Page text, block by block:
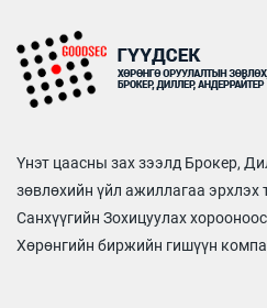
Үнэт цаасны зах зээлд Брокер,
зөвлөхийн үйл ажиллагаа эрхлэх
Санхүүгийн Зохицуулах
Хөрөнгийн биржийн гишүүн